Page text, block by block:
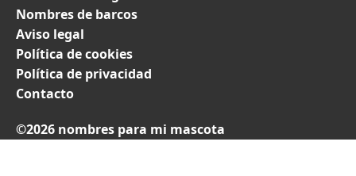
Nombres de barcos
Aviso legal
Política de cookies
Política de privacidad
Contacto
©2026 nombres para mi mascota